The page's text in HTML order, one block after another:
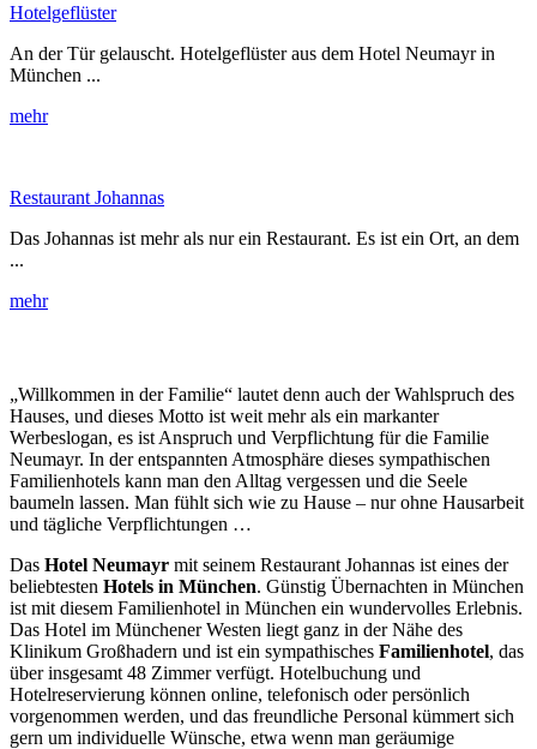
Hotelgeflüster
An der Tür gelauscht. Hotelgeflüster aus dem Hotel Neumayr in
München ...
mehr
Restaurant Johannas
Das Johannas ist mehr als nur ein Restaurant. Es ist ein Ort, an dem
...
mehr
„Willkommen in der Familie“ lautet denn auch der Wahlspruch des
Hauses, und dieses Motto ist weit mehr als ein markanter
Werbeslogan, es ist Anspruch und Verpflichtung für die Familie
Neumayr. In der entspannten Atmosphäre dieses sympathischen
Familienhotels kann man den Alltag vergessen und die Seele
baumeln lassen. Man fühlt sich wie zu Hause – nur ohne Hausarbeit
und tägliche Verpflichtungen …
Das Hotel Neumayr mit seinem Restaurant Johannas ist eines der
beliebtesten Hotels in München. Günstig Übernachten in München
ist mit diesem Familienhotel in München ein wundervolles Erlebnis.
Das Hotel im Münchener Westen liegt ganz in der Nähe des
Klinikum Großhadern und ist ein sympathisches Familienhotel, das
über insgesamt 48 Zimmer verfügt. Hotelbuchung und
Hotelreservierung können online, telefonisch oder persönlich
vorgenommen werden, und das freundliche Personal kümmert sich
gern um individuelle Wünsche, etwa wenn man geräumige